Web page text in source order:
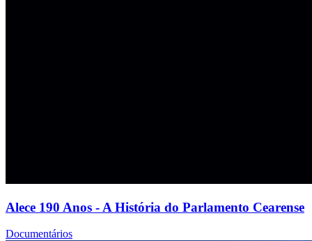
Alece 190 Anos - A História do Parlamento Cearense
Documentários